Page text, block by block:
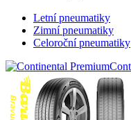
Letní pneumatiky
Zimní pneumatiky
Celoroční pneumatiky